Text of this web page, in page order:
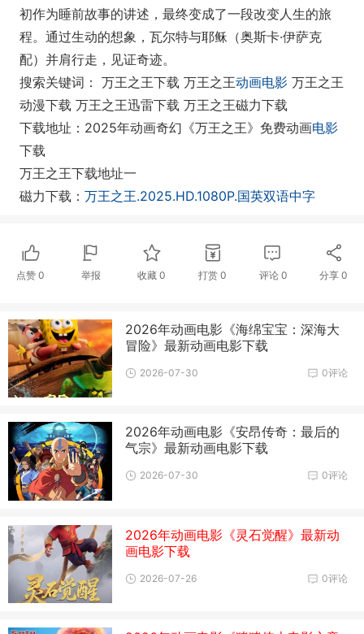
初作为睡前故事的讲述，最终变成了一段改变人生的旅
程。通过生动的想象，瓦尔特与耶稣（奥斯卡·伊萨克
配）并肩行走，见证奇迹。
搜索关键词： 万王之王下载 万王之王动画电影 万王之王
动漫下载 万王之王迅雷下载 万王之王磁力下载
下载地址：2025年动画奇幻《万王之王》免费动画电影
下载
万王之王下载地址一
磁力下载： 万王之王.2025.HD.1080P.国英双语中字
点赞 0 举报 收藏0 打赏 0 评论 0 分享0
2026年动画电影《海绵宝宝：深海大
冒险》最新动画电影下载
0评论
2026-07-30
2026年动画电影《安昂传奇：最后的
气宗》最新动画电影下载
0评论
2026-07-30
2026年动画电影《灵石觉醒》最新动
画电影下载
0评论
2026-07-26